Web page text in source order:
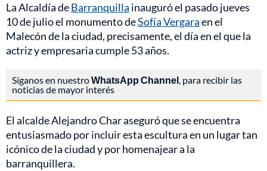
La Alcaldía deBarranquilla inauguró el pasado jueves
10 de julio el monumento deSofía Vergaraen el
Malecón de la ciudad, precisamente, el día en el que la
actriz y empresaria cumple 53 años.
Síganos en nuestroWhatsApp Channel, para recibir las
noticias de mayor interés
El alcalde Alejandro Char aseguró que se encuentra
entusiasmado por incluir esta escultura en un lugar tan
icónico de la ciudad y por homenajear a la
barranquillera.